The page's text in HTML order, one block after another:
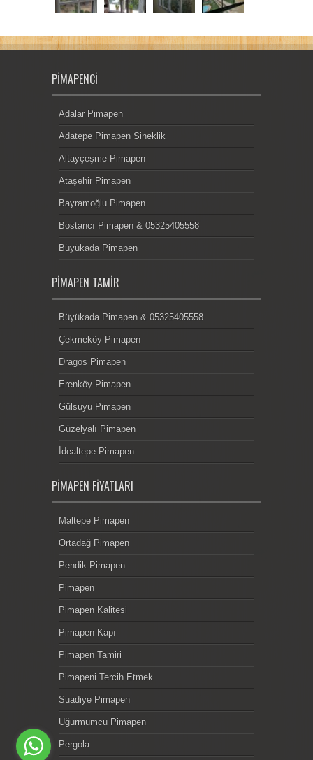
PIMAPENCI
Adalar Pimapen
Adatepe Pimapen Sineklik
Altayçeşme Pimapen
Ataşehir Pimapen
Bayramoğlu Pimapen
Bostancı Pimapen & 05325405558
Büyükada Pimapen
PIMAPEN TAMIR
Büyükada Pimapen & 05325405558
Çekmeköy Pimapen
Dragos Pimapen
Erenköy Pimapen
Gülsuyu Pimapen
Güzelyalı Pimapen
İdealtepe Pimapen
PIMAPEN FIYATLARI
Maltepe Pimapen
Ortadağ Pimapen
Pendik Pimapen
Pimapen
Pimapen Kalitesi
Pimapen Kapı
Pimapen Tamiri
Pimapeni Tercih Etmek
Suadiye Pimapen
Uğurmumcu Pimapen
Pergola